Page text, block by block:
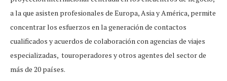
a la que asisten profesionales de Europa, Asia y América, permite
concentrar los esfuerzos en la generación de contactos
cualificados y acuerdos de colaboración con agencias de viajes
especializadas, touroperadores y otros agentes del sector de
más de 20 países.